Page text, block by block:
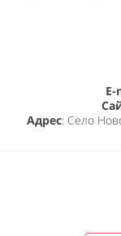
E-
Адрес: Село